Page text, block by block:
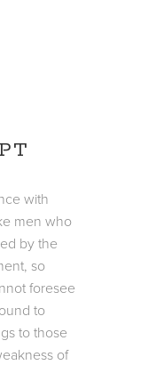
with
men who
by the
so
foresee
to
to those
of